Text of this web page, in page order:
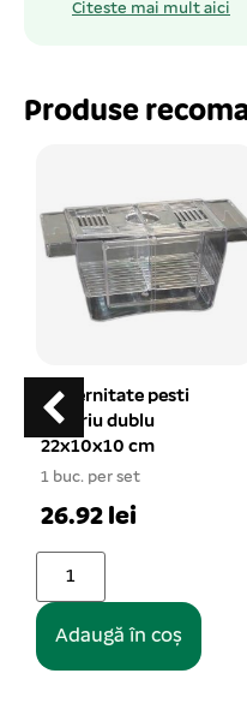
Citeste mai mult aici
Produse
Maternitate pesti
acvariu dublu
22x10x10 cm
1 buc. per set
26.92 lei
Adaugă în coș